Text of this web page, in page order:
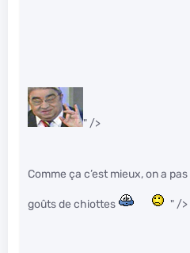
" />
Comme ça c’est mieux, on a
goûts de chiottes " />